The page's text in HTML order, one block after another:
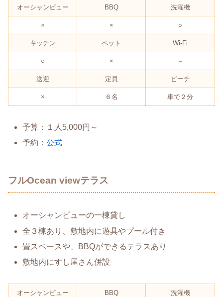
オーシャンビュー BBQ 洗濯機
× × ○
キッチン ペット Wi-Fi
○ × －
送迎 定員 ビーチ
× ６名 車で２分
予算：１人5,000円～
予約：公式
フルOcean viewテラス
オーシャンビューの一棟貸し
全３棟あり、敷地内に遊具やプール付き
畳スペースや、BBQができるテラスあり
敷地内にすし屋さん併設
オーシャンビュー BBQ 洗濯機